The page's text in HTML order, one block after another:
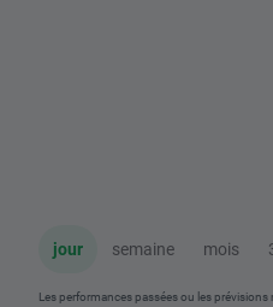
jour semaine mois
Les performances passées ou les